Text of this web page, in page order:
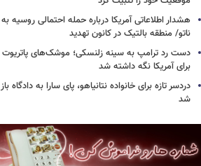
هشدار اطلاعاتی آمریکا درباره حمله احتمالی روسیه به
ناتو/ منطقه بالتیک در کانون تهدید
دست رد ترامپ به سینه زلنسکی؛ موشک‌های پاتریوت
برای آمریکا نگه داشته شد
دردسر تازه برای خانواده نتانیاهو، پای سارا به دادگاه باز
شد